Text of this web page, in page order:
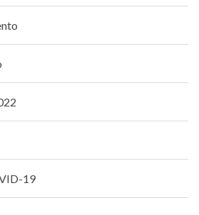
19